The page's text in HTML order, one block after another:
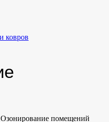
ковров
Озонирование помещений